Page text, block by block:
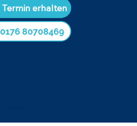
Termin erhalten
0176 80708469